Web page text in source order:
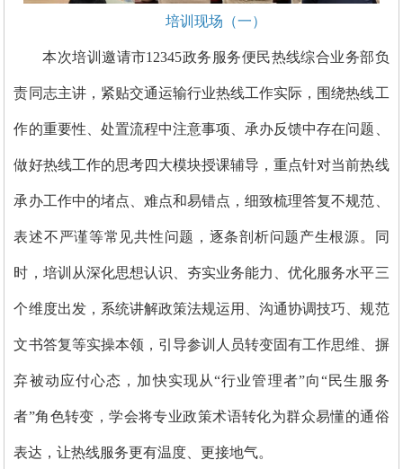
培训现场（一）
本次培训邀请市12345政务服务便民热线综合业务部负
责同志主讲，紧贴交通运输行业热线工作实际，围绕热线工
作的重要性、处置流程中注意事项、承办反馈中存在问题、
做好热线工作的思考四大模块授课辅导，重点针对当前热线
承办工作中的堵点、难点和易错点，细致梳理答复不规范、
表述不严谨等常见共性问题，逐条剖析问题产生根源。同
时，培训从深化思想认识、夯实业务能力、优化服务水平三
个维度出发，系统讲解政策法规运用、沟通协调技巧、规范
文书答复等实操本领，引导参训人员转变固有工作思维、摒
弃被动应付心态，加快实现从“行业管理者”向“民生服务
者”角色转变，学会将专业政策术语转化为群众易懂的通俗
表达，让热线服务更有温度、更接地气。